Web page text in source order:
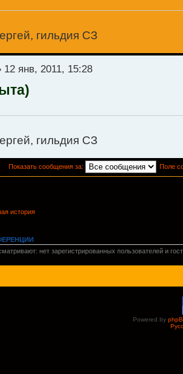
гильдия СЗ
12 янв, 2011, 15:28
гильдия СЗ
Показать сообщения за: Поле
история
нет зарегистрированных пользователей и
Powered by